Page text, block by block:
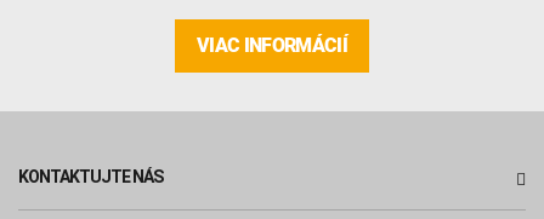
VIAC INFORMÁCIÍ
KONTAKTUJTE NÁS